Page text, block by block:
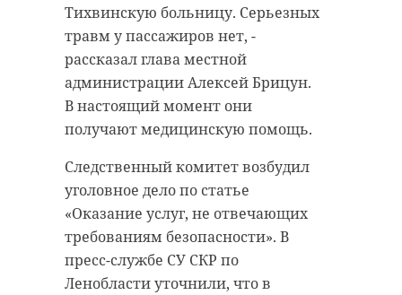
Тихвинскую больницу. Серьезных
травм у пассажиров нет, -
рассказал глава местной
администрации Алексей Брицун.
В настоящий момент они
получают медицинскую помощь.
Следственный комитет возбудил
уголовное дело по статье
«Оказание услуг, не отвечающих
требованиям безопасности». В
пресс-службе СУ СКР по
Ленобласти уточнили, что в
РЕКОМЕНДУЕМ